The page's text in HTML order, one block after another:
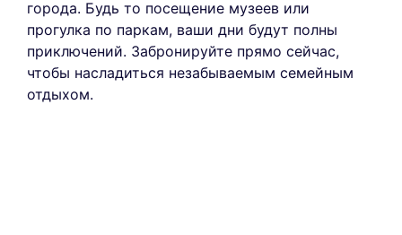
города. Будь то посещение музеев или
прогулка по паркам, ваши дни будут полны
приключений. Забронируйте прямо сейчас,
чтобы насладиться незабываемым семейным
отдыхом.